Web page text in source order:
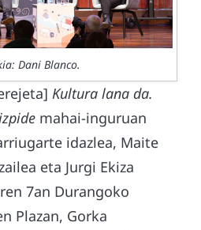
Dani Blanco.
Kultura lana da.
mahai-inguruan
idazlea, Maite
eta Jurgi Ekiza
7an Durangoko
Plazan, Gorka